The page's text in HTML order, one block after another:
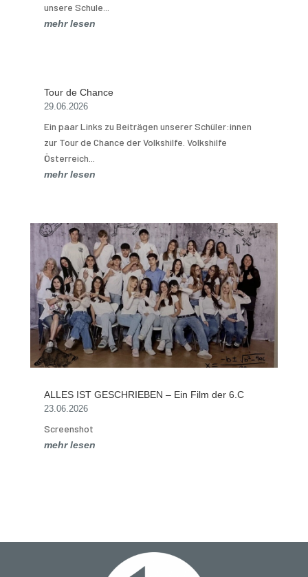
unsere Schule...
mehr lesen
Tour de Chance
29.06.2026
Ein paar Links zu Beiträgen unserer Schüler:innen
zur Tour de Chance der Volkshilfe. Volkshilfe
Österreich...
mehr lesen
ALLES IST GESCHRIEBEN – Ein Film der 6.C
23.06.2026
Screenshot
mehr lesen